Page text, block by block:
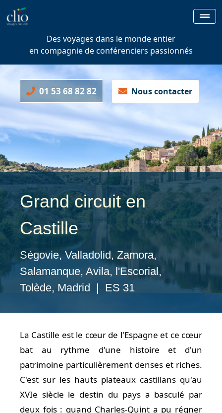
Des voyages dans le monde entier
en compagnie de conférenciers passionnés
01 53 68 82 82 Nous contacter
Grand circuit en
Castille
Ségovie, Valladolid, Zamora,
Salamanque, Avila, l'Escorial,
Tolède, Madrid | ES 31
La Castille est le cœur de l'Espagne et ce cœur
bat au rythme d'une histoire et d'un
patrimoine particulièrement denses et riches.
C'est sur les hauts plateaux castillans qu'au
XVIe siècle le destin du pays a basculé par
deux fois : quand Charles-Quint a pu régner